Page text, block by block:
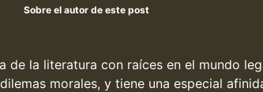
Sobre el autor de este post
de la literatura con raíces en el mundo
morales, y tiene una especial